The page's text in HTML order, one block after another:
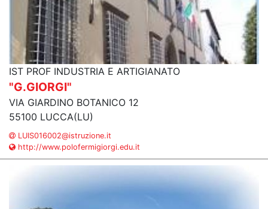
IST PROF INDUSTRIA E ARTIGIANATO
"G.GIORGI"
VIA GIARDINO BOTANICO 12
55100 LUCCA(LU)
LUIS016002@istruzione.it
http://www.polofermigiorgi.edu.it